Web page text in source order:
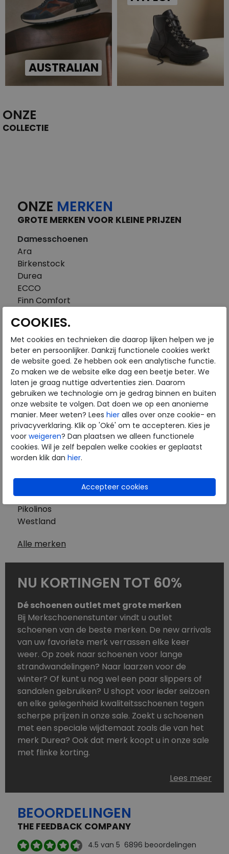
AUSTRALIAN
ONZE
COLLECTIE
ONZE MERKEN
GROTE MERKEN VOOR KLEINE PRIJZEN
Damesschoenen
Ara
Birkenstock
Durea
ECCO
Finn Comfort
Gabor
Piedi Nudi
Pikolinos
Solidus
Think
Waldlaufer
Westland
Wolky
Herenschoenen
Australian
Birkenstock
Clarks
Mephisto
Pikolinos
Westland
Alle merken
NU KORTINGEN TOT 60%
Dé schoenen outlet met grote merken
Bij Merkschoenenstunter vindt u outlet
schoenen van de beste merken. De new arrivals
van uw favoriete merk verrassen elke keer
weer. Op zoek naar schoenen voor lange
strandwandelingen? Naar laarzen voor de
winter? Of kunt u nog wel een paar slippers of
sandalen gebruiken? U shopt voor ieder seizoen
en elke gelegenheid kwaliteitsschoenen tegen
scherpe prijzen in onze sale. Zoekt u schoenen
met een speciale wijdtemaat zoals die van het
merk Durea? Ook dat merk koopt u in onze sale
met flinke korting.
Schoenen heeft u nooit genoeg. Goedkope
schoenen, maar dus wel van topmerken,
aanbod is zo compleet dat u altijd wel een
passend paar vindt.
Welke schoenmerken vindt u in onze online
Lees meer
BEOORDELINGEN
THE FEEDBACK COMPANY
4.5 van 5 6896 beoordelingen
COOKIES.
Met cookies en technieken die daarop lijken helpen we je
beter en persoonlijker. Dankzij functionele cookies werkt
de website goed. Ze hebben ook een analytische functie.
Zo maken we de website elke dag een beetje beter. We
laten je graag nuttige advertenties zien. Daarom
gebruiken we technologie om je gedrag binnen en buiten
onze website te volgen. Dat doen we op een anonieme
manier. Meer weten? Lees hier alles over onze cookie- en
privacyverklaring. Klik op 'Oké' om te accepteren. Kies je
voor weigeren? Dan plaatsen we alleen functionele
cookies. Wil je zelf bepalen welke cookies er geplaatst
worden klik dan hier.